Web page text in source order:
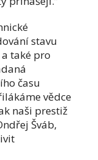
stavu
také pro
času
vědce
naši prestiž
Šváb,